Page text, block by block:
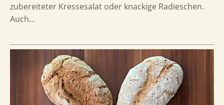
zubereiteter Kressesalat oder knackige Radieschen.
Auch…